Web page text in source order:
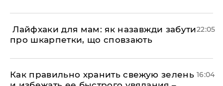
​ Лайфхаки для мам: як назавжди забути
про шкарпетки, що сповзають
22:05
Как правильно хранить свежую зелень 16:04